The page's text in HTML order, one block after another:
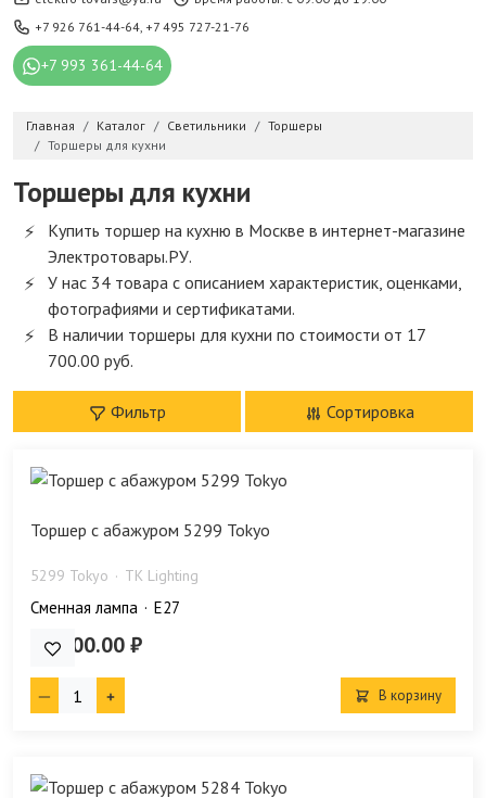
+7 926 761-44-64, +7 495 727-21-76
+7 993 361-44-64
Главная Каталог Светильники
Торшеры
Торшеры для кухни
Торшеры для кухни
Купить торшер на кухню в Москве в интернет-магазине
Электротовары.РУ.
У нас 34 товара с описанием характеристик, оценками,
фотографиями и сертификатами.
В наличии торшеры для кухни по стоимости от 17
700.00 руб.
Фильтр Сортировка
Торшер с абажуром 5299 Tokyo
5299 Tokyo TK Lighting
Сменная лампа E27
43 600.00 ₽
В корзину